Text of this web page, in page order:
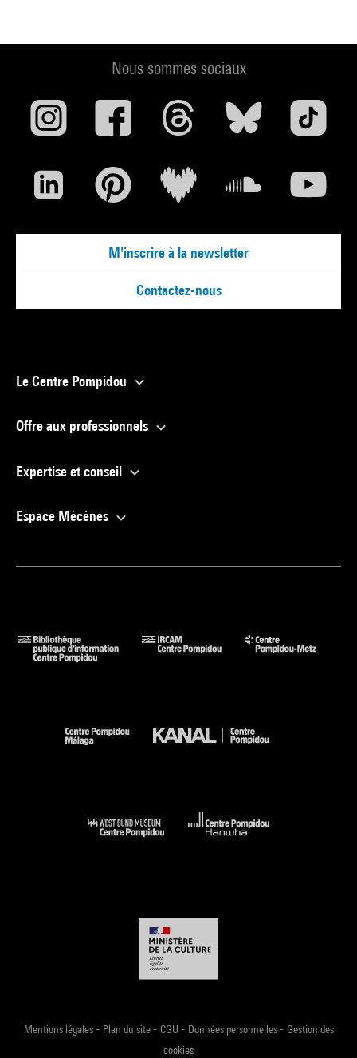
Nous sommes sociaux
M'inscrire à la newsletter
Contactez-nous
Le Centre Pompidou
Offre aux professionnels
Expertise et conseil
Espace Mécènes
Mentions légales- Plan du site- CGU - Données personnelles- Gestion des
cookies